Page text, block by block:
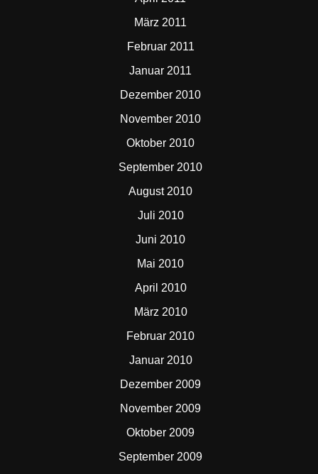
März 2011
Februar 2011
Januar 2011
Dezember 2010
November 2010
Oktober 2010
September 2010
August 2010
Juli 2010
Juni 2010
Mai 2010
April 2010
März 2010
Februar 2010
Januar 2010
Dezember 2009
November 2009
Oktober 2009
September 2009